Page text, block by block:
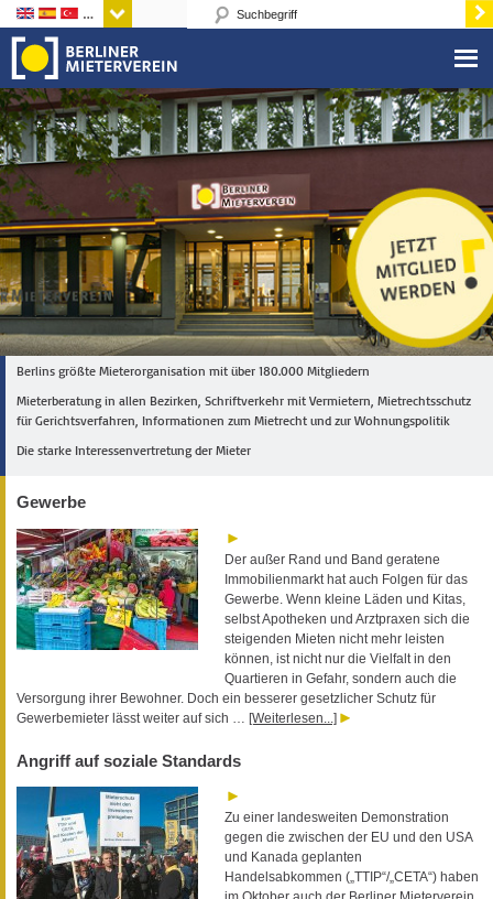
Sprachen
Berlins größte Mieterorganisation mit über 180.000 Mitgliedern
Mieterberatung in allen Bezirken, Schriftverkehr mit Vermietern, Mietrechtsschutz
für Gerichtsverfahren, Informationen zum Mietrecht und zur Wohnungspolitik
Die starke Interessenvertretung der Mieter
Gewerbe
Der außer Rand und Band geratene
Immobilienmarkt hat auch Folgen für das
Gewerbe. Wenn kleine Läden und Kitas,
selbst Apotheken und Arztpraxen sich die
steigenden Mieten nicht mehr leisten
können, ist nicht nur die Vielfalt in den
Quartieren in Gefahr, sondern auch die
Versorgung ihrer Bewohner. Doch ein besserer gesetzlicher Schutz für
Gewerbemieter lässt weiter auf sich … [Weiterlesen...]
Angriff auf soziale Standards
Zu einer landesweiten Demonstration
gegen die zwischen der EU und den USA
und Kanada geplanten
Handelsabkommen („TTIP“/„CETA“) haben